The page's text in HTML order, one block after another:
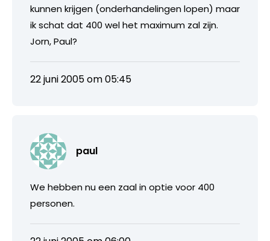
kunnen krijgen (onderhandelingen lopen) maar
ik schat dat 400 wel het maximum zal zijn.
Jorn, Paul?
22 juni 2005 om 05:45
paul
We hebben nu een zaal in optie voor 400
personen.